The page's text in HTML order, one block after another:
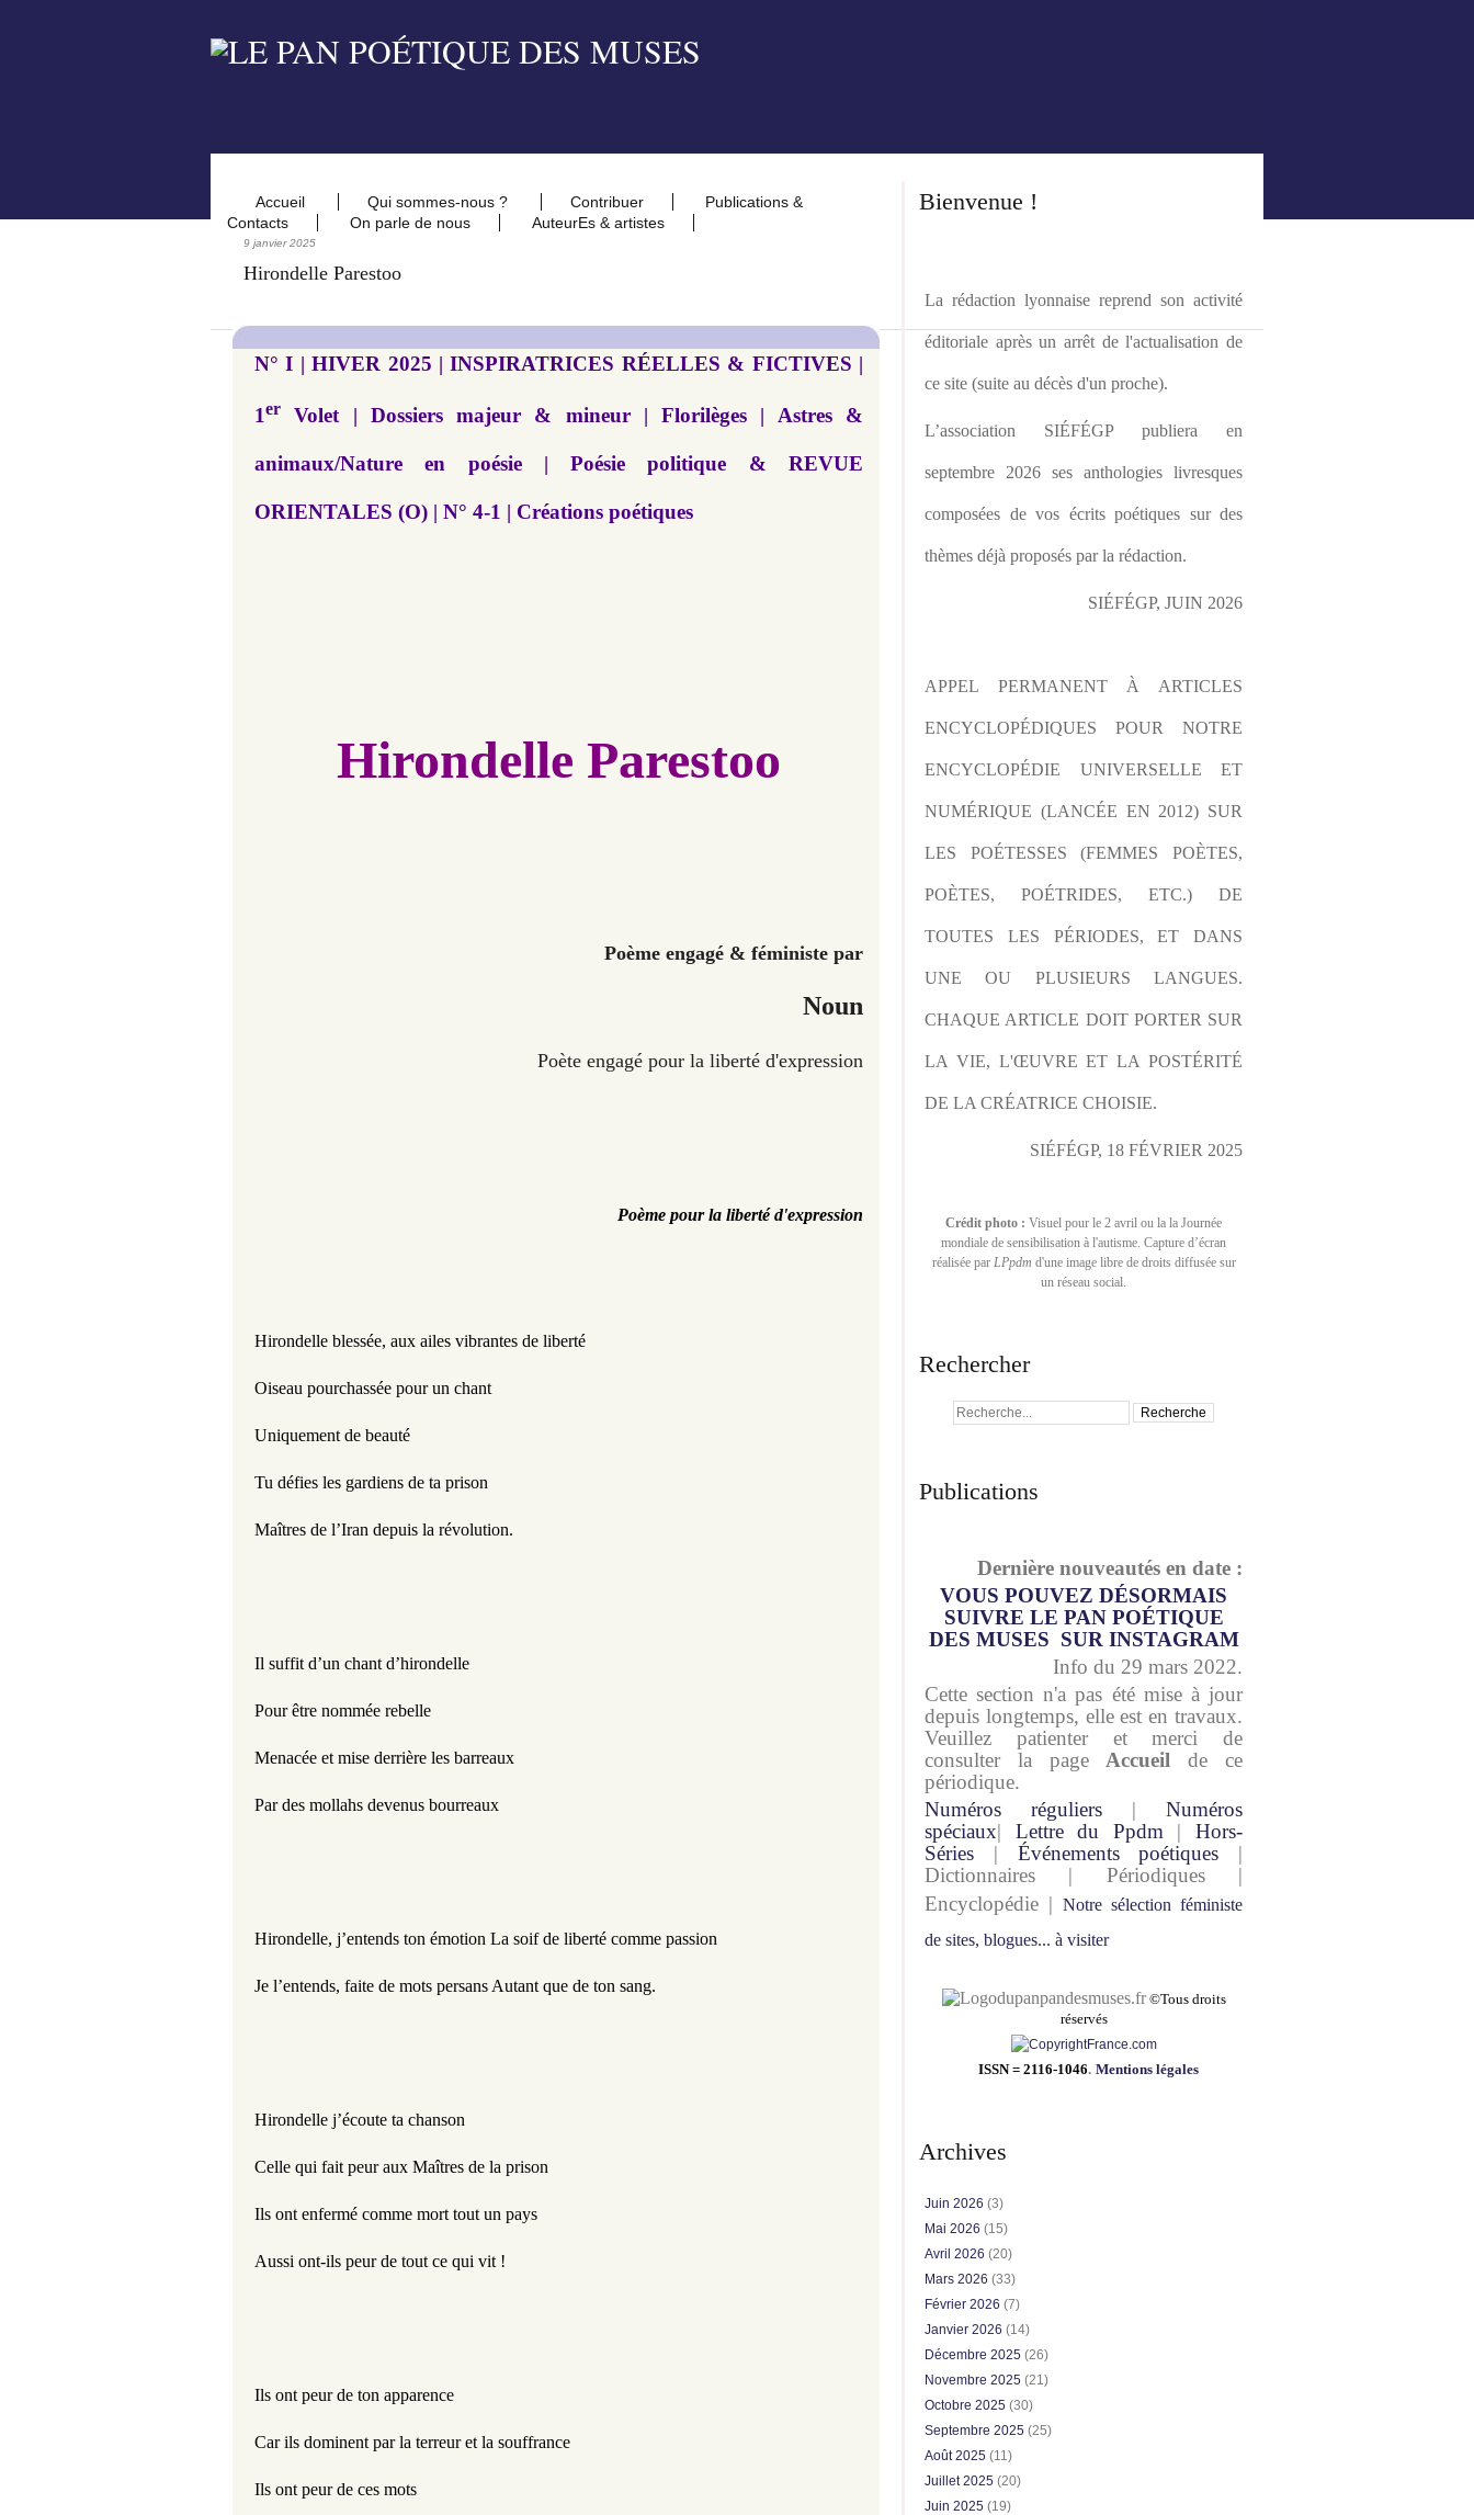
Accueil Qui sommes-nous ? Contribuer
Publications &
Contacts
On parle de nous AuteurEs & artistes
9 janvier 2025
Hirondelle Parestoo
N° I | HIVER 2025 | INSPIRATRICES RÉELLES & FICTIVES |
1er Volet | Dossiers majeur & mineur | Florilèges | Astres &
animaux/Nature en poésie | Poésie politique & REVUE
ORIENTALES (O) | N° 4-1 | Créations poétiques
Hirondelle Parestoo
Poème engagé & féministe par
Noun
Poète engagé pour la liberté d'expression
Poème pour la liberté d'expression
Hirondelle blessée, aux ailes vibrantes de liberté
Oiseau pourchassée pour un chant
Uniquement de beauté
Tu défies les gardiens de ta prison
Maîtres de l’Iran depuis la révolution.
Il suffit d’un chant d’hirondelle
Pour être nommée rebelle
Menacée et mise derrière les barreaux
Par des mollahs devenus bourreaux
Hirondelle, j’entends ton émotion La soif de liberté comme passion
Je l’entends, faite de mots persans Autant que de ton sang.
Hirondelle j’écoute ta chanson
Celle qui fait peur aux Maîtres de la prison
Ils ont enfermé comme mort tout un pays
Aussi ont-ils peur de tout ce qui vit !
Ils ont peur de ton apparence
Car ils dominent par la terreur et la souffrance
Ils ont peur de ces mots
Bienvenue !
La rédaction lyonnaise reprend son activité
éditoriale après un arrêt de l'actualisation de
ce site (suite au décès d'un proche).
L’association SIÉFÉGP publiera en
septembre 2026 ses anthologies livresques
composées de vos écrits poétiques sur des
thèmes déjà proposés par la rédaction.
SIÉFÉGP, JUIN 2026
APPEL PERMANENT À ARTICLES
ENCYCLOPÉDIQUES POUR NOTRE
ENCYCLOPÉDIE UNIVERSELLE ET
NUMÉRIQUE (LANCÉE EN 2012) SUR
LES POÉTESSES (FEMMES POÈTES,
POÈTES, POÉTRIDES, ETC.) DE
TOUTES LES PÉRIODES, ET DANS
UNE OU PLUSIEURS LANGUES.
CHAQUE ARTICLE DOIT PORTER SUR
LA VIE, L'ŒUVRE ET LA POSTÉRITÉ
DE LA CRÉATRICE CHOISIE.
SIÉFÉGP, 18 FÉVRIER 2025
Crédit photo : Visuel pour le 2 avril ou la la Journée
mondiale de sensibilisation à l'autisme. Capture d’écran
réalisée par LPpdm d'une image libre de droits diffusée sur
un réseau social.
Rechercher
Publications
Dernière nouveautés en date :
VOUS POUVEZ DÉSORMAIS
SUIVRE LE PAN POÉTIQUE
DES MUSES SUR INSTAGRAM
Info du 29 mars 2022.
Cette section n'a pas été mise à jour
depuis longtemps, elle est en travaux.
Veuillez patienter et merci de
consulter la page Accueil de ce
périodique.
Numéros réguliers | Numéros
spéciaux| Lettre du Ppdm |Hors-
Séries | Événements poétiques |
Dictionnaires | Périodiques |
Encyclopédie | Notre sélection féministe
de sites, blogues... à visiter
pandesmuses.fr ©Tous droits
réservés
ISSN = 2116-1046. Mentions légales
Archives
Juin 2026 (3)
Mai 2026 (15)
Avril 2026 (20)
Mars 2026 (33)
Février 2026 (7)
Janvier 2026 (14)
Décembre 2025 (26)
Novembre 2025 (21)
Octobre 2025 (30)
Septembre 2025 (25)
Août 2025 (11)
Juillet 2025 (20)
Juin 2025 (19)